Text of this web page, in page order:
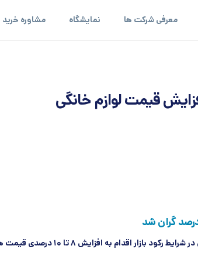
معرفی شرکت ها نمایشگاه مشاوره خرید
قیمت لوازم خانگی
ال کا ایران : دو شرکت لوازم خانگی در شرایط رکود بازار اقدام به